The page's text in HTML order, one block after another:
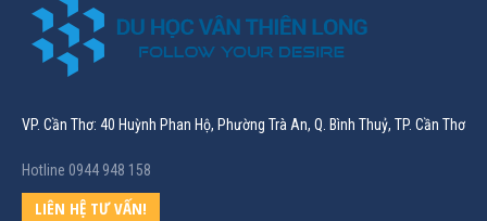
VP. Cần Thơ: 40 Huỳnh Phan Hộ, Phường Trà An, Q. Bình Thuỷ, TP. Cần Thơ
Hotline 0944 948 158
LIÊN HỆ TƯ VẤN!